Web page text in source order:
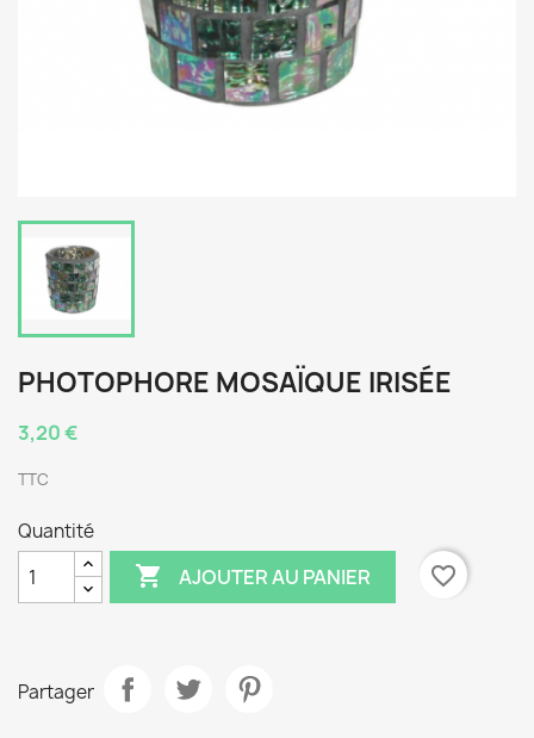
PHOTOPHORE MOSAÏQUE IRISÉE
3,20 €
TTC
Quantité
 AJOUTER AU PANIER favorite_border
Partager